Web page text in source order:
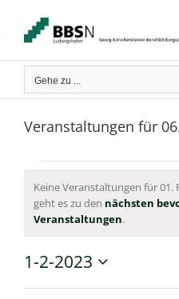
springen
Gehe zu ...
Veranstaltungen für
für
Feb..
Hinweis
Keine Veranstaltungen für 01.
geht es zu den nächsten
Veranstaltungen.
1-2-2023